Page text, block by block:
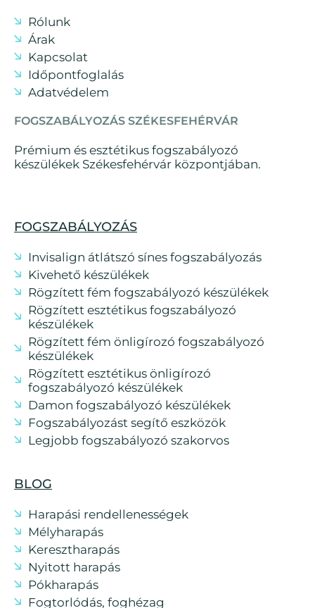
Rólunk
Árak
Kapcsolat
Időpontfoglalás
Adatvédelem
FOGSZABÁLYOZÁS SZÉKESFEHÉRVÁR
Prémium és esztétikus fogszabályozó
készülékek Székesfehérvár központjában.
FOGSZABÁLYOZÁS
Invisalign átlátszó sínes fogszabályozás
Kivehető készülékek
Rögzített fém fogszabályozó készülékek
Rögzített esztétikus fogszabályozó
készülékek
Rögzített fém önligírozó fogszabályozó
készülékek
Rögzített esztétikus önligírozó
fogszabályozó készülékek
Damon fogszabályozó készülékek
Fogszabályozást segítő eszközök
Legjobb fogszabályozó szakorvos
BLOG
Harapási rendellenességek
Mélyharapás
Keresztharapás
Nyitott harapás
Pókharapás
Fogtorlódás, foghézag